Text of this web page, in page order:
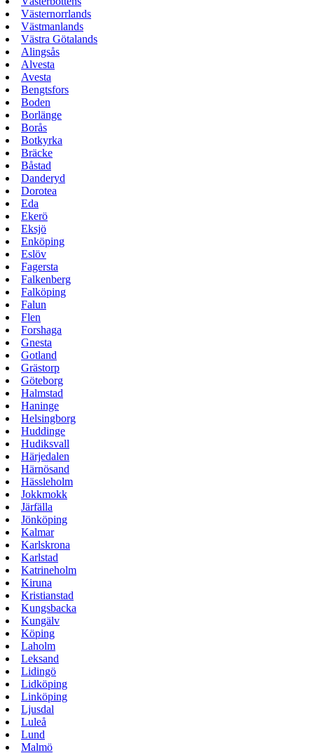
Västernorrlands
Västmanlands
Västra Götalands
Alingsås
Alvesta
Avesta
Bengtsfors
Boden
Borlänge
Borås
Botkyrka
Bräcke
Båstad
Danderyd
Dorotea
Eda
Ekerö
Eksjö
Enköping
Eslöv
Fagersta
Falkenberg
Falköping
Falun
Flen
Forshaga
Gnesta
Gotland
Grästorp
Göteborg
Halmstad
Haninge
Helsingborg
Huddinge
Hudiksvall
Härjedalen
Härnösand
Hässleholm
Jokkmokk
Järfälla
Jönköping
Kalmar
Karlskrona
Karlstad
Katrineholm
Kiruna
Kristianstad
Kungsbacka
Kungälv
Köping
Laholm
Leksand
Lidingö
Lidköping
Linköping
Ljusdal
Luleå
Lund
Malmö